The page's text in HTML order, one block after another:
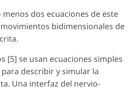
dos ecuaciones de este
bidimensionales de
[5] se usan ecuaciones simples
describir y simular la
Una interfaz del nervio-